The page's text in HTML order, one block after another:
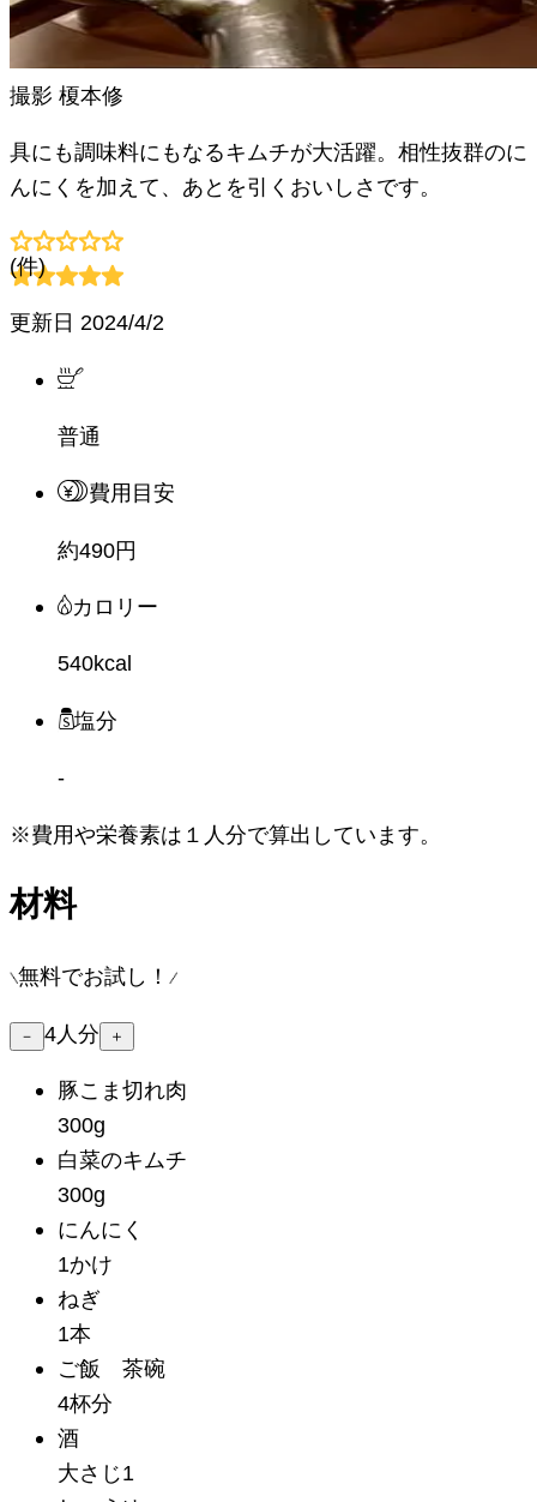
撮影 榎本修
具にも調味料にもなるキムチが大活躍。相性抜群のに
んにくを加えて、あとを引くおいしさです。
(件)
更新日 2024/4/2
普通
費用目安
約490円
カロリー
540kcal
塩分
-
※費用や栄養素は １人分で算出しています。
材料
無料でお試し！
－ 4人分 ＋
豚こま切れ肉
300g
白菜のキムチ
300g
にんにく
1かけ
ねぎ
1本
ご飯 茶碗
4杯分
酒
大さじ1